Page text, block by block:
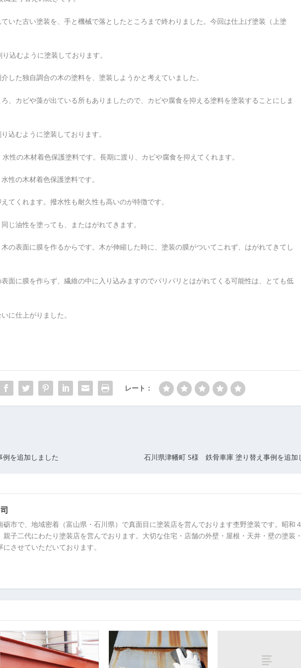
いた古い塗装を、手と機械で落としたところまで終わりました。今回は仕上げ塗装（上塗
した独自調合の木の塗料を、塗装しようかと考えていました。
、カビや藻が出ている所もありましたので、カビや腐食を抑える塗料を塗装することにしま
込むように塗装しております。
性の木材着色保護塗料です。
てくれます。撥水性も耐久性も高いのが特徴です。
じ油性を塗っても、またはがれてきます。
の表面に膜を作るからです。木が伸縮した時に、塗装の膜がついてこれず、はがれてきてし
面に膜を作らず、繊維の中に入り込みますのでパリパリとはがれてくる可能性は、とても低
に仕上がりました。
レート：
を追加しました 石川県津幡町 S様 鉄骨車庫 塗り替え事例を追加
砺市で、地域密着（富山県・石川県）で真面目に塗装店を営んでおります杢野塗装です。昭和
親子二代にわたり塗装店を営んでおります。大切な住宅・店舗の外壁・屋根・天井・壁の塗装
にさせていただいております。